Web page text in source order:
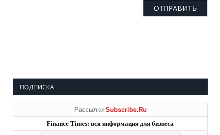
ПОДПИСКА
Рассылки Subscribe.Ru
Finance Times: вся информация для бизнеса